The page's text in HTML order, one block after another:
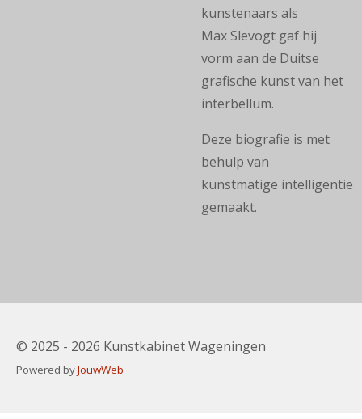
kunstenaars als
Max Slevogt gaf hij
vorm aan de Duitse
grafische kunst van het
interbellum.
Deze biografie is met
behulp van
kunstmatige intelligentie
gemaakt.
© 2025 - 2026 Kunstkabinet Wageningen
Powered byJouwWeb